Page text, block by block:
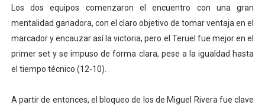
Los dos equipos comenzaron el encuentro con una gran
mentalidad ganadora, con el claro objetivo de tomar ventaja en el
marcador y encauzar así la victoria, pero el Teruel fue mejor en el
primer set y se impuso de forma clara, pese a la igualdad hasta
el tiempo técnico (12-10).
A partir de entonces, el bloqueo de los de Miguel Rivera fue clave